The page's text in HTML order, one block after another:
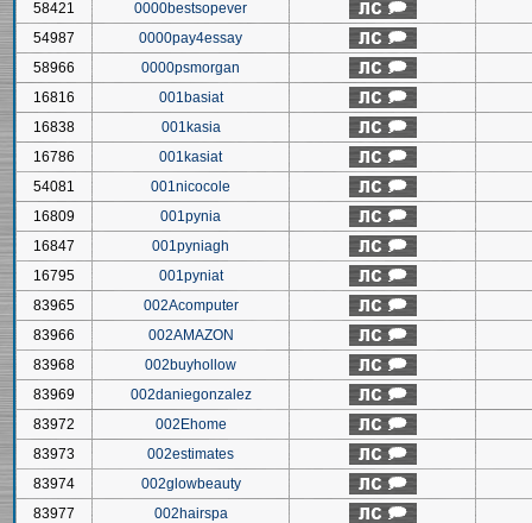
58421
0000bestsopever
54987
0000pay4essay
58966
0000psmorgan
16816
001basiat
16838
001kasia
16786
001kasiat
54081
001nicocole
16809
001pynia
16847
001pyniagh
16795
001pyniat
83965
002Acomputer
83966
002AMAZON
83968
002buyhollow
83969
002daniegonzalez
83972
002Ehome
83973
002estimates
83974
002glowbeauty
83977
002hairspa